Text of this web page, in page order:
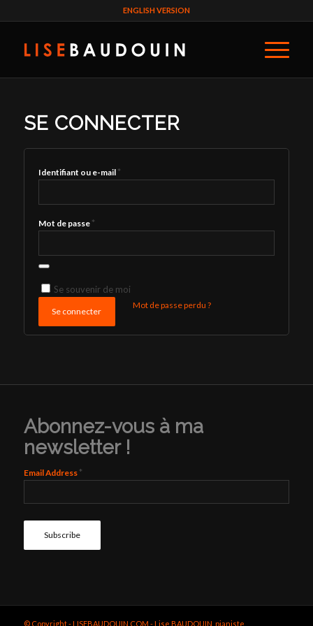
ENGLISH VERSION
SE CONNECTER
Identifiant ou e-mail *
Mot de passe *
Se souvenir de moi
Se connecter
Mot de passe perdu ?
Abonnez-vous à ma
newsletter !
Email Address *
© Copyright - LISEBAUDOUIN.COM - Lise BAUDOUIN, pianiste